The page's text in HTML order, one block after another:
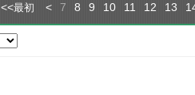
<<最初 < 7 8 9 10 11 12 13